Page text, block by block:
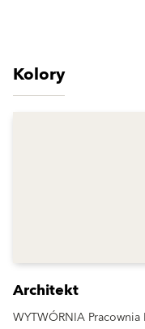
Kolory
Architekt
WYTWÓRNIA